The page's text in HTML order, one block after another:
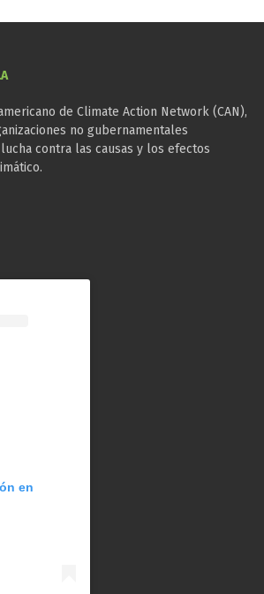
de Climate Action Network (CAN),
no gubernamentales
contra las causas y los efectos
en